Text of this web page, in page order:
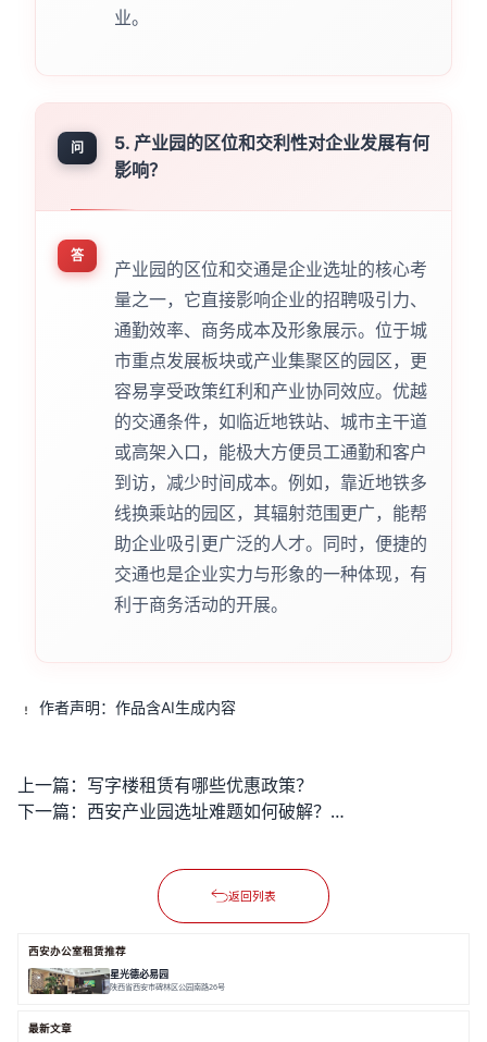
业。
问
5. 产业园的区位和交利性对企业发展有何
影响？
答
产业园的区位和交通是企业选址的核心考
量之一，它直接影响企业的招聘吸引力、
通勤效率、商务成本及形象展示。位于城
市重点发展板块或产业集聚区的园区，更
容易享受政策红利和产业协同效应。优越
的交通条件，如临近地铁站、城市主干道
或高架入口，能极大方便员工通勤和客户
到访，减少时间成本。例如，靠近地铁多
线换乘站的园区，其辐射范围更广，能帮
助企业吸引更广泛的人才。同时，便捷的
交通也是企业实力与形象的一种体现，有
利于商务活动的开展。
作者声明：作品含AI生成内容
上一篇： 写字楼租赁有哪些优惠政策？
下一篇：
西安产业园选址难题如何破解？优质园区服务如何助力企业高效发展？
返回列表
西安办公室租赁推荐
星光德必易园
陕西省西安市碑林区公园南路26号
最新文章